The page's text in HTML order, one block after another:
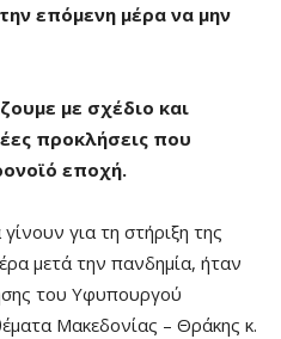
επόμενη μέρα να μην
με σχέδιο και
προκλήσεις που
εποχή.
για τη στήριξη της
μετά την πανδημία, ήταν
του Υφυπουργού
Μακεδονίας – Θράκης κ.